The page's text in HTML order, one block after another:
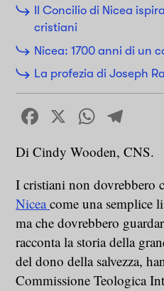
Il Concilio di Nicea
cristiani
Nicea: 1700 anni di un
La profezia di Joseph
Facebook
X
Di Cindy Wooden, CNS.
I cristiani non dovrebbero
Niceacome una semplice
ma che dovrebbero
racconta la storia della
del dono della salvezza,
Commissione Teologica